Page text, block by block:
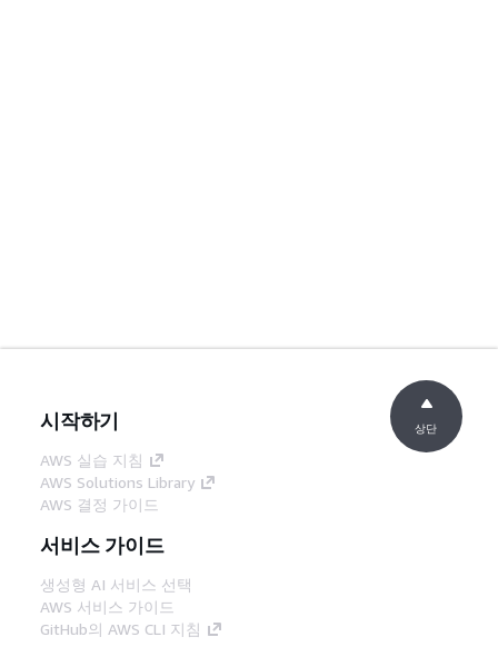
시작하기
AWS 실습 지침
AWS Solutions Library
AWS 결정 가이드
서비스 가이드
생성형 AI 서비스 선택
AWS 서비스 가이드
GitHub의 AWS CLI 지침
상단